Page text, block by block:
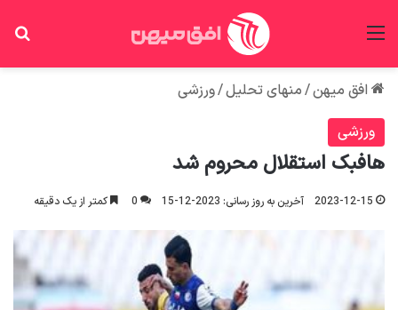
افق میهن/منهای تحلیل/ورزشی
ورزشی
هافبک استقلال محروم شد
2023-12-15 آخرین به روز رسانی: 2023-12-15 0 کمتر از یک دقیقه